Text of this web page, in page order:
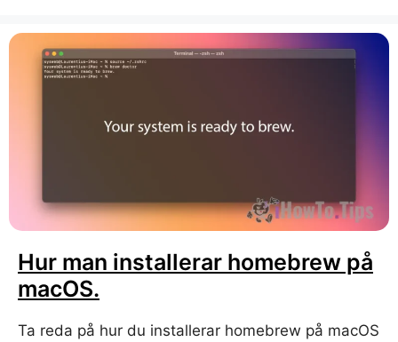
Hur man installerar homebrew på
macOS.
Ta reda på hur du installerar homebrew på macOS